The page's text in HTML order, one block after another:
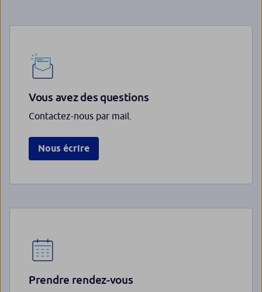
Vous avez des questions
Contactez-nous par mail.
Nous écrire
Prendre rendez-vous